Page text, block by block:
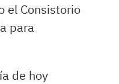
el Consistorio
para
de hoy